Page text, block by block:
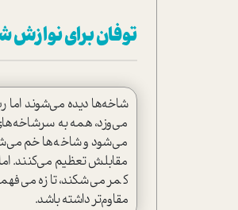
توفان برای
شاخه‌ها دیده می‌شوند
می‌وزد، همه به
می‌شود و شاخه‌ها خم
مقابلش تعظیم می‌کنند. اما
کمر می‌شکند، تازه
مقاوم‌تر داشته باشد.